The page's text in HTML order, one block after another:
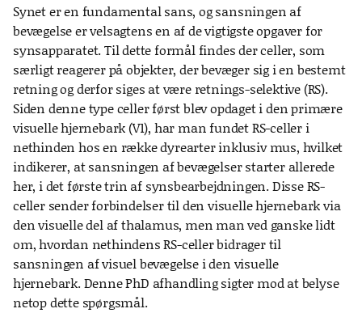
Synet er en fundamental sans, og sansningen af
bevægelse er velsagtens en af de vigtigste opgaver for
synsapparatet. Til dette formål findes der celler, som
særligt reagerer på objekter, der bevæger sig i en bestemt
retning og derfor siges at være retnings-selektive (RS).
Siden denne type celler først blev opdaget i den primære
visuelle hjernebark (V1), har man fundet RS-celler i
nethinden hos en række dyrearter inklusiv mus, hvilket
indikerer, at sansningen af bevægelser starter allerede
her, i det første trin af synsbearbejdningen. Disse RS-
celler sender forbindelser til den visuelle hjernebark via
den visuelle del af thalamus, men man ved ganske lidt
om, hvordan nethindens RS-celler bidrager til
sansningen af visuel bevægelse i den visuelle
hjernebark. Denne PhD afhandling sigter mod at belyse
netop dette spørgsmål.